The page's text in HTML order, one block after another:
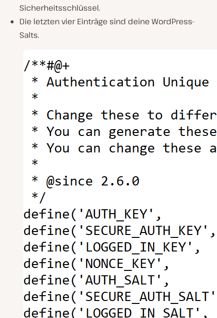
Sicherheitsschlüssel.
Die letzten vier Einträge sind deine WordPress-
Salts.